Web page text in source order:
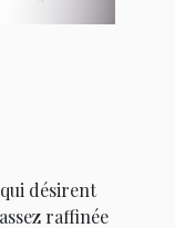
désirent
raffinée